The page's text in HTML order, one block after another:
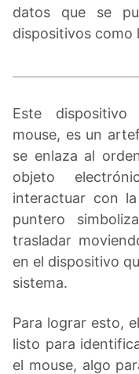
datos que se
dispositivos como
Este
mouse, es un
se enlaza al
objeto
interactuar con
puntero
trasladar
en el dispositivo
sistema.
Para lograr esto,
listo para
el mouse, algo